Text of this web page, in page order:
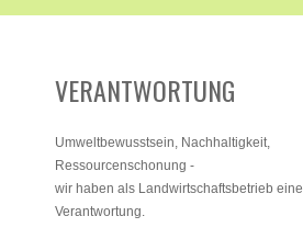
VERANTWORTUNG
Umweltbewusstsein, Nachhaltigkeit,
Ressourcenschonung -
wir haben als Landwirtschaftsbetrieb eine
Verantwortung.